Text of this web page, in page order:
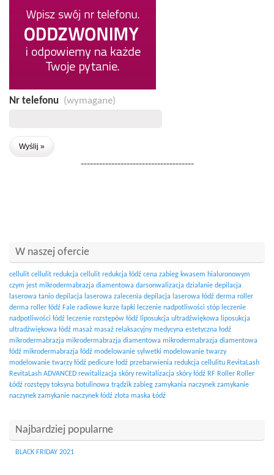
Nr telefonu (wymagane)
-------------------------------------
W naszej ofercie
cellulit cellulit redukcja cellulit redukcja łódź cena zabieg kwasem hialuronowym
czym jest mikrodermabrazja diamentowa darsonwalizacja działanie depilacja
laserowa tanio depilacja laserowa zalecenia depilacja laserowa łódź derma roller
derma roller łódź Fale radiowe kurze łapki leczenie nadpotliwości stóp leczenie
nadpotliwości łódź leczenie rozstępów łódź liposukcja ultradźwiękowa liposukcja
ultradźwiękowa łódź masaż masaż relaksacyjny medycyna estetyczna łodź
mikrodermabrazja mikrodermabrazja diamentowa mikrodermabrazja diamentowa
łódź mikrodermabrazja łódź modelowanie sylwetki modelowanie twarzy
modelowanie twarzy łódź pedicure łodź przebarwienia redukcja cellulitu RevitaLash
RevitaLash ADVANCED rewitalizacja skóry rewitalizacja skóry łódź RF Roller Roller
Łódź rozstępy toksyna botulinowa trądzik zabieg zamykania naczynek zamykanie
naczynek zamykanie naczynek łódź złota maska Łódź
Najbardziej popularne
BLACK FRIDAY 2021